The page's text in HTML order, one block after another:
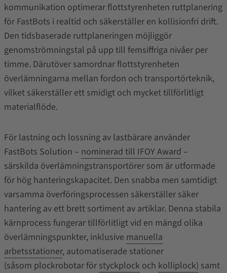
kommunikation optimerar flottstyrenheten ruttplanering
för FastBots i realtid och säkerställer en kollisionfri drift.
Den tidsbaserade ruttplaneringen möjliggör
genomströmningstal på upp till femsiffriga nivåer per
timme. Därutöver samordnar flottstyrenheten
överlämningarna mellan fordon och transportörteknik,
vilket säkerställer ett smidigt och mycket tillförlitligt
materialflöde.
För lastning och lossning av lastbärare använder
FastBots Solution – nominerad till IFOY Award –
särskilda överlämningstransportörer som är utformade
för hög hanteringskapacitet. Den snabba men samtidigt
varsamma överföringsprocessen säkerställer säker
hantering av ett brett sortiment av artiklar. Denna stabila
kärnprocess fungerar tillförlitligt vid en mängd olika
överlämningspunkter, inklusive manuella
arbetsstationer, automatiserade stationer
(såsom plockrobotar för styckplockoch kolliplock) samt